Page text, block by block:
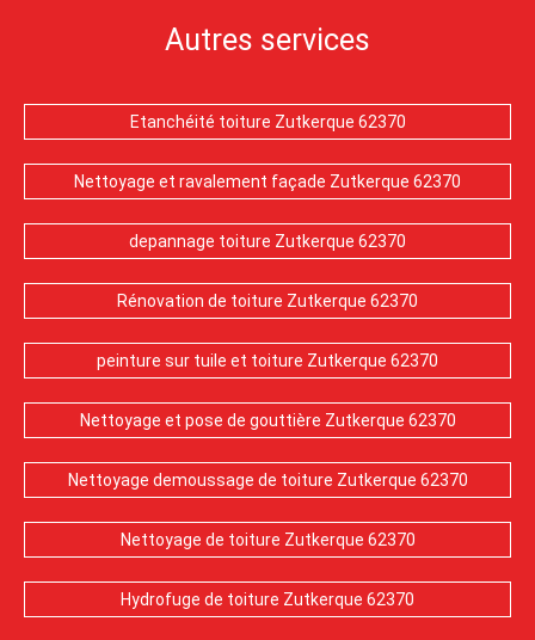
Autres services
Etanchéité toiture Zutkerque 62370
Nettoyage et ravalement façade Zutkerque 62370
depannage toiture Zutkerque 62370
Rénovation de toiture Zutkerque 62370
peinture sur tuile et toiture Zutkerque 62370
Nettoyage et pose de gouttière Zutkerque 62370
Nettoyage demoussage de toiture Zutkerque 62370
Nettoyage de toiture Zutkerque 62370
Hydrofuge de toiture Zutkerque 62370